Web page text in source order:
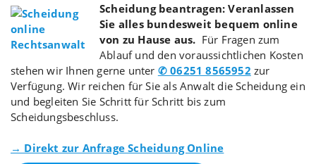
Scheidung beantragen: Veranlassen
Sie alles bundesweit bequem online
von zu Hause aus. Für Fragen zum
Ablauf und den voraussichtlichen Kosten
stehen wir Ihnen gerne unter ✆ 06251 8565952 zur
Verfügung. Wir reichen für Sie als Anwalt die Scheidung ein
und begleiten Sie Schritt für Schritt bis zum
Scheidungsbeschluss.
→ Direkt zur Anfrage Scheidung Online